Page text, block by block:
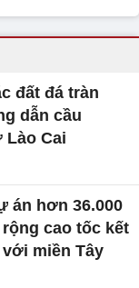
đất đá tràn
dẫn cầu
Lào Cai
án hơn 36.000
cao tốc kết
với miền Tây